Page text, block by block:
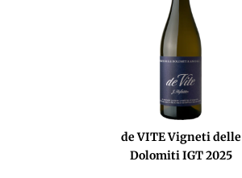
de VITE Vigneti delle
Dolomiti IGT 2025